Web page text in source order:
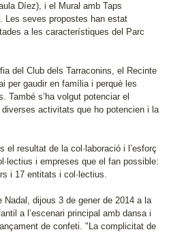
Díez), i el Mural amb Taps
Les seves propostes han estat
a les característiques del Parc
del Club dels Tarraconins, el Recinte
per gaudir en família i perquè les
s’ha volgut potenciar el
activitats que ho potencien i la
el resultat de la col·laboració i l’esforç
i empreses que el fan possible:
i 17 entitats i col·lectius.
dijous 3 de gener de 2014 a la
a l’escenari principal amb dansa i
de confeti. "La complicitat de